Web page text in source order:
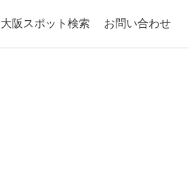
大阪スポット検索 お問い合わせ